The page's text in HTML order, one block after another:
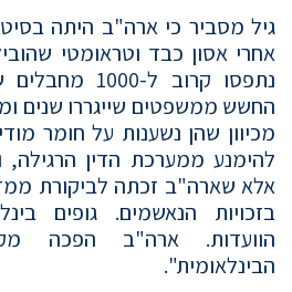
גיל מסביר כי ארה"ב היתה
אחרי אסון כבד וטראומטי
נתפסו קרוב
החשש ממשפטים שייגררו שנים
מכיוון שהן נשענות על חומר
להימנע ממערכת הדין הרגילה,
אלא שארה"ב זכתה לביקורת
בזכויות הנאשמים. גופים
הוועדות. ארה"ב הפכה
הבינלאומית".